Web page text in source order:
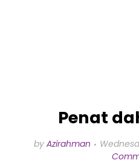
Penat
by Azirahman